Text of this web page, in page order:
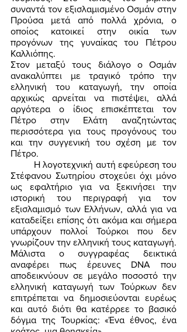
συναντά τον εξισλαμισμένο Οσμάν στην
Προύσα μετά από πολλά χρόνια, ο
οποίος κατοικεί στην οικία των
προγόνων της γυναίκας του Πέτρου
Καλλιόπης.
Στον μεταξύ τους διάλογο ο Οσμάν
ανακαλύπτει με τραγικό τρόπο την
ελληνική του καταγωγή, την οποία
αρχικώς αρνείται να πιστέψει, αλλά
αργότερα ο ίδιος επισκέπτεται τον
Πέτρο στην Ελάτη αναζητώντας
περισσότερα για τους προγόνους του
και την συγγενική του σχέση με τον
Πέτρο.
Στέφανου Σωτηρίου στοχεύει όχι μόνο
ως εφαλτήριο για να ξεκινήσει την
ιστορική του περιγραφή για τον
εξισλαμισμό των Ελλήνων, αλλά για να
καταδείξει επίσης ότι ακόμα και σήμερα
υπάρχουν πολλοί Τούρκοι που δεν
γνωρίζουν την ελληνική τους καταγωγή.
Μάλιστα ο συγγραφέας δεικτικά
αναφέρει πως έρευνες DNA που
αποδεικνύουν σε μεγάλο ποσοστό την
ελληνική καταγωγή των Τούρκων δεν
επιτρέπεται να δημοσιεύονται ευρέως
και αυτό διότι θα κατέρρεε το βασικό
δόγμα της Τουρκίας: «Ένα έθνος, ένα